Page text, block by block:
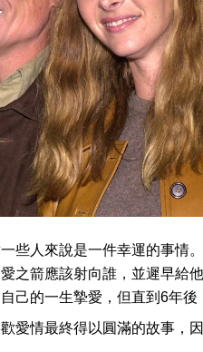
些人來說是一件幸運的事情
之箭應該射向誰，並遲早給
己的一生摯愛，但直到6年後
愛情最終得以圓滿的故事，